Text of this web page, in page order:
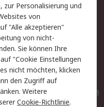
Privatkunden
Datenschutz
Zahlungsbedingungen
Entsorgung
Elektrogeräte/Batterien
Personalisierung und
von
"Alle akzeptieren"
von nicht-
Sie können Ihre
"Cookie Einstellungen
nicht möchten, klicken
den Zugriff auf
Weitere
Cookie-Richtlinie.